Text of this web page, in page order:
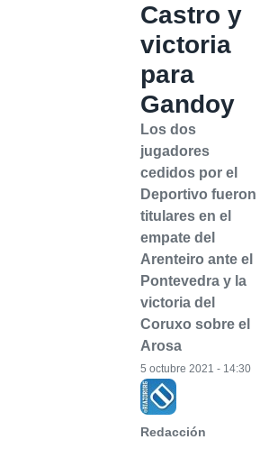
Castro y
victoria
para
Gandoy
Los dos
jugadores
cedidos por el
Deportivo fueron
titulares en el
empate del
Arenteiro ante el
Pontevedra y la
victoria del
Coruxo sobre el
Arosa
Redacción
5 octubre 2021 - 14:30